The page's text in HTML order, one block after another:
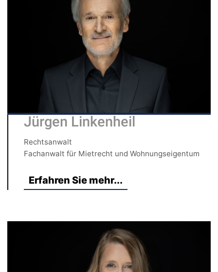
Jürgen Linkenheil
Rechtsanwalt
Fachanwalt für Mietrecht und Wohnungseigentum
Erfahren Sie mehr...